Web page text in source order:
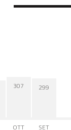
307
OTT
299
SET